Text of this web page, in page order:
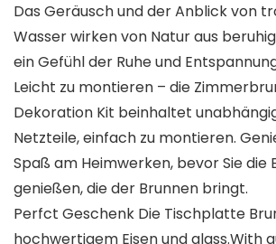
Das Geräusch und der Anblick von
Wasser wirken von Natur aus
ein Gefühl der Ruhe und
Leicht zu montieren – die
Dekoration Kit beinhaltet
Netzteile, einfach zu montieren.
Spaß am Heimwerken, bevor Sie die
genießen, die der Brunnen bringt.
Perfct Geschenk Die Tischplatte
hochwertigem Eisen und glass.With